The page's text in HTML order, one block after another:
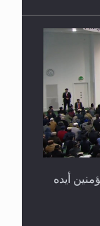
أيده